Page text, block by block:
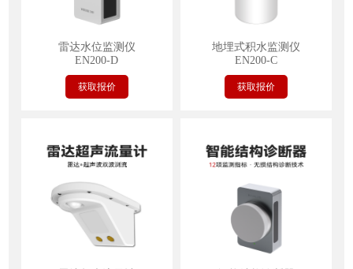
雷达水位监测仪
EN200-D
获取报价
地埋式积水监测仪
EN200-C
获取报价